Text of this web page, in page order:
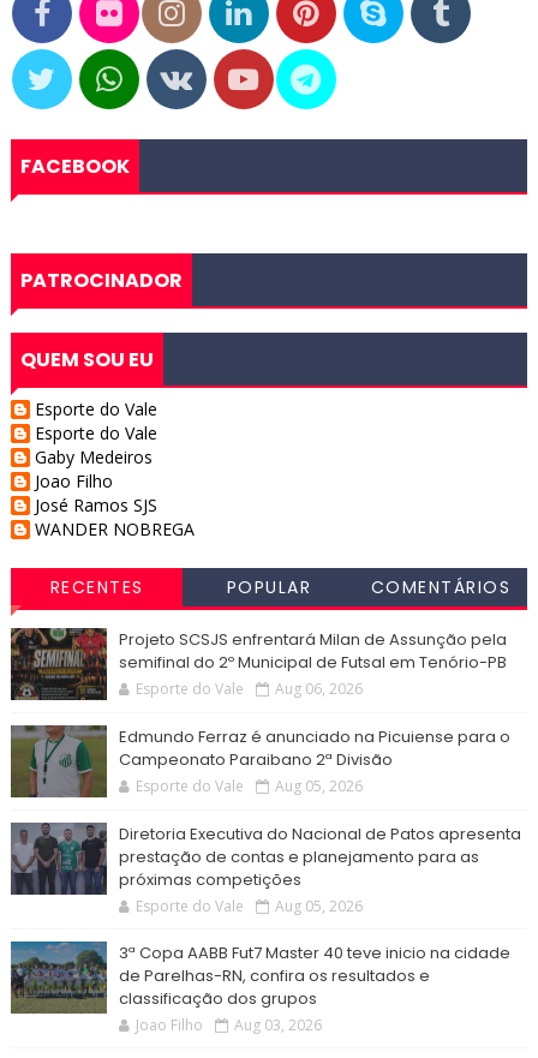
FACEBOOK
PATROCINADOR
QUEM SOU EU
Esporte do Vale
Esporte do Vale
Gaby Medeiros
Joao Filho
José Ramos SJS
WANDER NOBREGA
RECENTES POPULAR COMENTÁRIOS
Projeto SCSJS enfrentará Milan de Assunção pela
semifinal do 2º Municipal de Futsal em Tenório-PB
Esporte do Vale Aug 06, 2026
Edmundo Ferraz é anunciado na Picuiense para o
Campeonato Paraibano 2ª Divisão
Esporte do Vale Aug 05, 2026
Diretoria Executiva do Nacional de Patos apresenta
prestação de contas e planejamento para as
próximas competições
Esporte do Vale Aug 05, 2026
3ª Copa AABB Fut7 Master 40 teve inicio na cidade
de Parelhas-RN, confira os resultados e
classificação dos grupos
Joao Filho Aug 03, 2026